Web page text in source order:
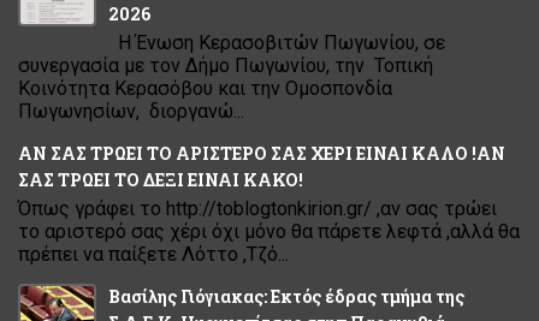
2026
Η Ένωση Κερασοβιτών Πωγωνίου, σε
συνεργασία με τον Δήμο Πωγωνίου, την Τοπική
Κοινότητα Κερασόβου και την Ομοσπονδία
Πωγωνησίων, διοργανώ...
ΑΝ ΣΑΣ ΤΡΩΕΙ ΤΟ ΑΡΙΣΤΕΡΟ ΣΑΣ ΧΕΡΙ ΕΙΝΑΙ ΚΑΛΟ !ΑΝ
ΣΑΣ ΤΡΩΕΙ ΤΟ ΔΕΞΙ ΕΙΝΑΙ ΚΑΚΟ!
Όπως γράφει το http://toblogtonkirion.gr/ ,αν σας τρώει
το αριστερό σας χέρι όχι μόνο θα πάρετε λεφτά ,αλλά θα
πρέπει να παίξετε Λόττο ,Τζό...
Βασίλης Γιόγιακας: Εκτός έδρας τμήμα της